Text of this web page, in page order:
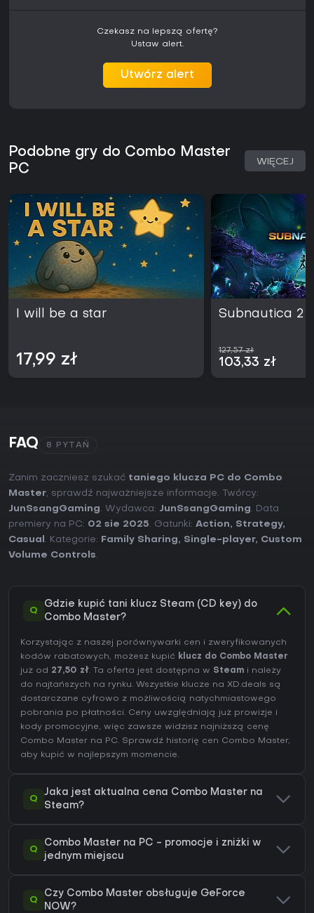
Czekasz na lepszą ofertę?
Ustaw alert.
Utwórz alert
Podobne gry do Combo Master
PC
WIĘCEJ
I will be a star
17,99 zł
Subnautica 2
127,57 zł
103,33 zł
FAQ 8 PYTAŃ
Zanim zaczniesz szukać taniego klucza PC do Combo
Master, sprawdź najważniejsze informacje. Twórcy:
JunSsangGaming. Wydawca: JunSsangGaming. Data
premiery na PC: 02 sie 2025. Gatunki: Action, Strategy,
Casual . Kategorie: Family Sharing, Single-player, Custom
Volume Controls.
Q
Gdzie kupić tani klucz Steam (CD key) do
Combo Master?
Korzystając z naszej porównywarki cen i zweryfikowanych
kodów rabatowych, możesz kupić klucz do Combo Master
już od 27,50 zł. Ta oferta jest dostępna w Steam i należy
do najtańszych na rynku. Wszystkie klucze na XD.deals są
dostarczane cyfrowo z możliwością natychmiastowego
pobrania po płatności. Ceny uwzględniają już prowizje i
kody promocyjne, więc zawsze widzisz najniższą cenę
Combo Master na PC. Sprawdź historię cen Combo Master,
aby kupić w najlepszym momencie.
Q
Jaka jest aktualna cena Combo Master na
Steam?
Q
Combo Master na PC - promocje i zniżki w
jednym miejscu
Q
Czy Combo Master obsługuje GeForce
NOW?